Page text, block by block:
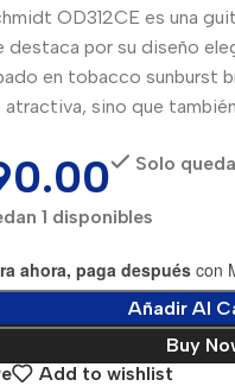
OD312CE es una
destaca por su diseño
en tobacco sunburst
atractiva, sino que
Solo
1 disponibles
ahora, paga después con
Añadir Al
Buy
Add to wishlist